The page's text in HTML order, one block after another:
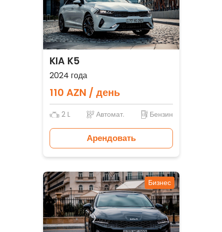
KIA K5
2024 года
110 AZN / день
2 L Автомат. Бензин
Арендовать
Бизнес